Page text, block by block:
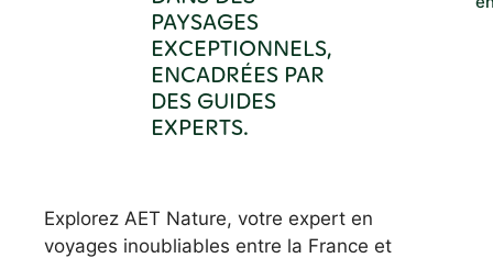
PAYSAGES
EXCEPTIONNELS,
ENCADRÉES PAR
DES GUIDES
EXPERTS.
Explorez AET Nature, votre expert en
voyages inoubliables entre la France et